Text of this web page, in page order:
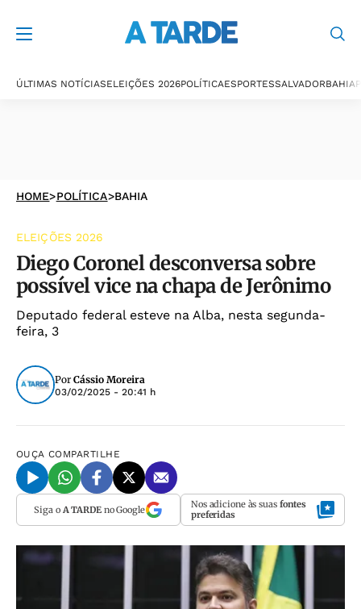
ÚLTIMAS NOTÍCIASELEIÇÕES 2026POLÍTICAESPORTESSALVADORBAHIA
HOME>POLÍTICA>BAHIA
ELEIÇÕES 2026
Diego Coronel desconversa sobre
possível vice na chapa de Jerônimo
Deputado federal esteve na Alba, nesta segunda-
feira, 3
Por Cássio Moreira
03/02/2025 - 20:41 h
OUÇA COMPARTILHE
Siga o A TARDEno Google Nos adicione às suas fontes
preferidas